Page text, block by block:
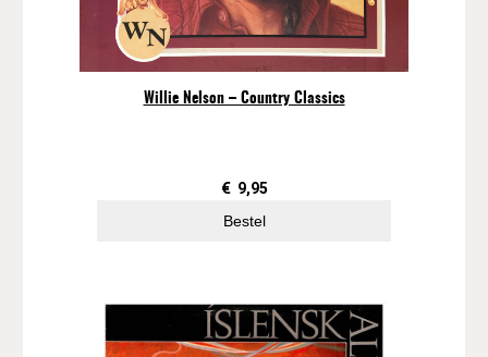
Willie Nelson – Country Classics
€ 9,95
Bestel